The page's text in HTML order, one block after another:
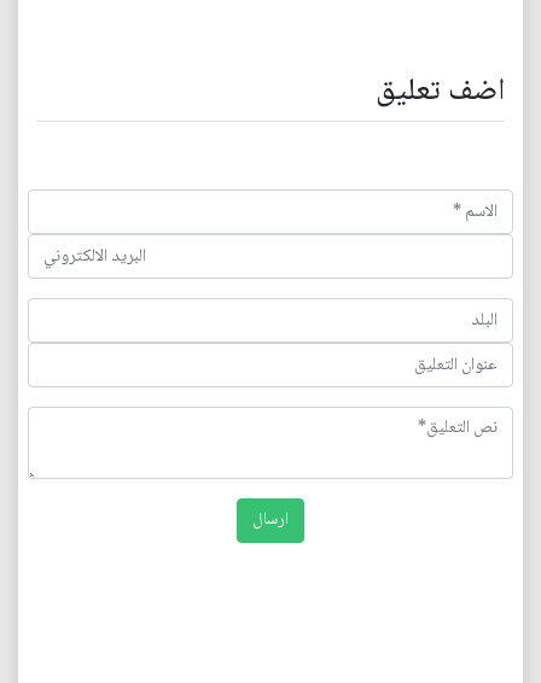
اضف تعليق